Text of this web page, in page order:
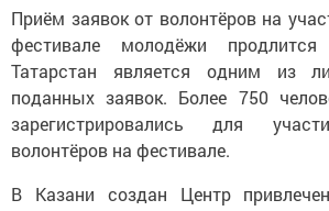
Приём заявок от волонтёров на
фестивале молодёжи
Татарстан является одним из
поданных заявок. Более 750
зарегистрировались для
волонтёров на фестивале.
В Казани создан Центр